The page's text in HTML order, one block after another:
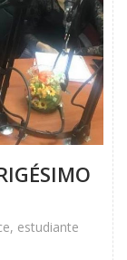
estudiante